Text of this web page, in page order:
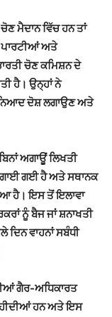
ਮੈਦਾਨ ਵਿੱਚ ਹਨ ਤਾਂ
ਪਾਰਟੀਆਂ ਅਤੇ
ਚੋਣ ਕਮਿਸ਼ਨ ਦੇ
ਹੈ। ਉਨ੍ਹਾਂ ਨੇ
ਦੋਸ਼ ਲਗਾਉਣ ਅਤੇ
ਅਗਾਊਂ ਲਿਖਤੀ
ਗਈ ਹੈ ਅਤੇ ਸਥਾਨਕ
ਹੈ। ਇਸ ਤੋਂ ਇਲਾਵਾ
ਨੂੰ ਬੈਜ ਜਾਂ ਸ਼ਨਾਖਤੀ
ਦਿਨ ਵਾਹਨਾਂ ਸਬੰਧੀ
ਗੈਰ-ਅਧਿਕਾਰਤ
ਹਨ ਅਤੇ ਇਸ